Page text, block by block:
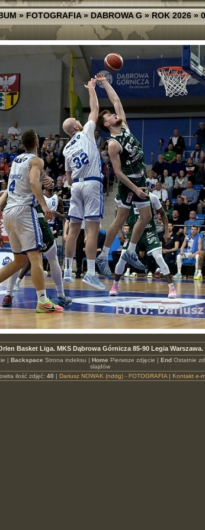
»FOTOGRAFIA»DABROWA G»ROK 2026»
Basket Liga. MKS Dąbrowa Górnicza 85-90 Legia
| Backspace Strona indeksu | Home Pierwsze zdjęcie | EndOstatnie
slajdów
ilość zdjęć: 40 | Dariusz NOWAK (nddg) - FOTOGRAFIA| Kontakt e-